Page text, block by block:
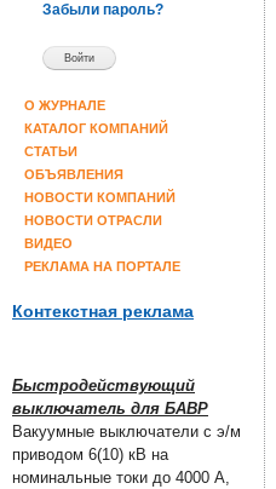
Забыли пароль?
О ЖУРНАЛЕ
КАТАЛОГ КОМПАНИЙ
СТАТЬИ
ОБЪЯВЛЕНИЯ
НОВОСТИ КОМПАНИЙ
НОВОСТИ ОТРАСЛИ
ВИДЕО
РЕКЛАМА НА ПОРТАЛЕ
Контекстная реклама
Быстродействующий
выключатель для БАВР
Вакуумные выключатели с э/м
приводом 6(10) кВ на
номинальные токи до 4000 А,